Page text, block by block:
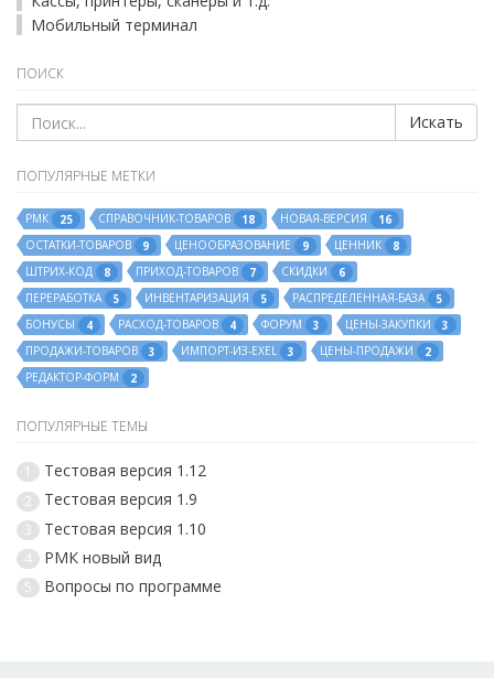
Мобильный терминал
ПОИСК
Искать
ПОПУЛЯРНЫЕ МЕТКИ
РМК 25 СПРАВОЧНИК-ТОВАРОВ 18 НОВАЯ-ВЕРСИЯ
16
ОСТАТКИ-ТОВАРОВ
9 ЦЕНООБРАЗОВАНИЕ 9 ЦЕННИК
8
ШТРИХ-КОД
8 ПРИХОД-ТОВАРОВ 7 СКИДКИ
6
ПЕРЕРАБОТКА
5 ИНВЕНТАРИЗАЦИЯ 5 РАСПРЕДЕЛЕННАЯ-БАЗА
5
БОНУСЫ
4 РАСХОД-ТОВАРОВ 4 ФОРУМ 3 ЦЕНЫ-ЗАКУПКИ
3
ПРОДАЖИ-ТОВАРОВ
3 ИМПОРТ-ИЗ-EXEL 3 ЦЕНЫ-ПРОДАЖИ
2
РЕДАКТОР-ФОРМ
2
ПОПУЛЯРНЫЕ ТЕМЫ
1 Тестовая версия 1.12
2 Тестовая версия 1.9
3 Тестовая версия 1.10
4 РМК новый вид
5 Вопросы по программе